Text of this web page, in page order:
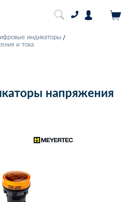
индикаторы
и тока
напряжения